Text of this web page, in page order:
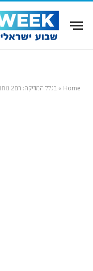
Home
» בגלל המוזיקה: רם2 נותנים בראש – רוק עברי בסן פרננדו ואלי